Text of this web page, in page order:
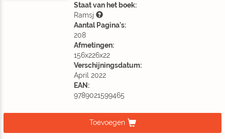
Staat van het boek:
Ramsj
Aantal Pagina's:
208
Afmetingen:
156x226x22
Verschijningsdatum:
April 2022
EAN:
9789021599465
Toevoegen